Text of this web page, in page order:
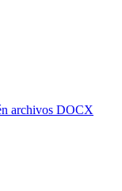
archivos DOCX